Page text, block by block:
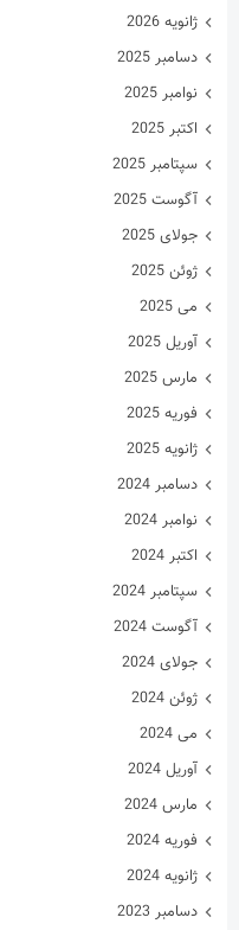
ژانویه 2026
دسامبر 2025
نوامبر 2025
اکتبر 2025
سپتامبر 2025
آگوست 2025
جولای 2025
ژوئن 2025
می 2025
آوریل 2025
مارس 2025
فوریه 2025
ژانویه 2025
دسامبر 2024
نوامبر 2024
اکتبر 2024
سپتامبر 2024
آگوست 2024
جولای 2024
ژوئن 2024
می 2024
آوریل 2024
مارس 2024
فوریه 2024
ژانویه 2024
دسامبر 2023